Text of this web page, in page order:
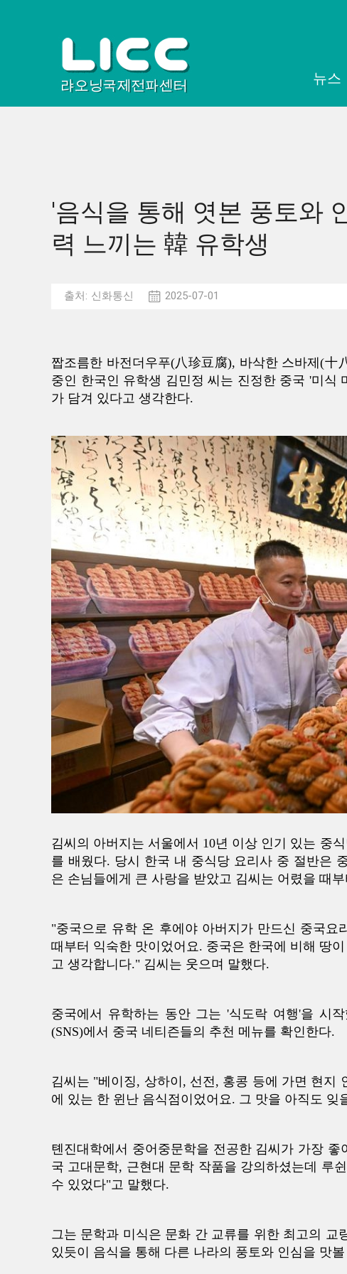
뉴스
'음식을 통해 엿본 풍토와
력 느끼는 韓 유학생
출처: 신화통신 2025-07-01
짭조름한 바전더우푸(八珍豆腐), 바삭한 스바제(
중인 한국인 유학생 김민정 씨는 진정한 중국 '미식
가 담겨 있다고 생각한다.
김씨의 아버지는 서울에서 10년 이상 인기 있는 중
를 배웠다. 당시 한국 내 중식당 요리사 중 절반은
은 손님들에게 큰 사랑을 받았고 김씨는 어렸을 때
"중국으로 유학 온 후에야 아버지가 만드신 중국
때부터 익숙한 맛이었어요. 중국은 한국에 비해 땅
고 생각합니다." 김씨는 웃으며 말했다.
중국에서 유학하는 동안 그는 '식도락 여행'을 시
(SNS)에서 중국 네티즌들의 추천 메뉴를 확인한다.
김씨는 "베이징, 상하이, 선전, 홍콩 등에 가면 현지
에 있는 한 윈난 음식점이었어요. 그 맛을 아직도 잊
톈진대학에서 중어중문학을 전공한 김씨가 가장
국 고대문학, 근현대 문학 작품을 강의하셨는데 루
수 있었다"고 말했다.
그는 문학과 미식은 문화 간 교류를 위한 최고의
있듯이 음식을 통해 다른 나라의 풍토와 인심을 맛